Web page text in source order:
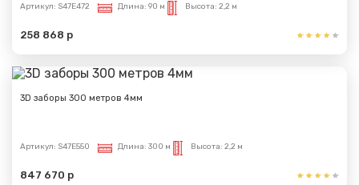
Артикул: S47E472 Длина: 90 м Высота: 2,2 м
258 868 р
3D заборы 300 метров 4мм
Артикул: S47E550 Длина: 300 м Высота: 2,2 м
847 670 р